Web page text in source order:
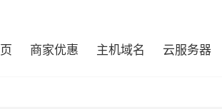
商家优惠 主机域名 云服务器